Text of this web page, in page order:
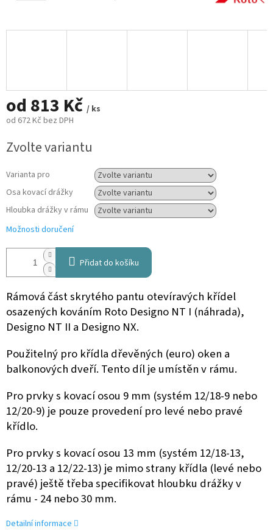
od 813 Kč / ks
od 672 Kč bez DPH
cena:
Zvolte variantu
Varianta pro
Osa kovací drážky
Hloubka drážky v rámu
Možnosti doručení
Přidat do košíku
Rámová část skrytého pantu otevíravých křídel
osazených kováním Roto Designo NT I (náhrada),
Designo NT II a Designo NX.
Použitelný pro křídla dřevěných (euro) oken a
balkonových dveří. Tento díl je umístěn v rámu.
Pro prvky s kovací osou 9 mm (systém 12/18-9 nebo
12/20-9) je pouze provedení pro levé nebo pravé
křídlo.
Pro prvky s kovací osou 13 mm (systém 12/18-13,
12/20-13 a 12/22-13) je mimo strany křídla (levé nebo
pravé) ještě třeba specifikovat hloubku drážky v
rámu - 24 nebo 30 mm.
Detailní informace